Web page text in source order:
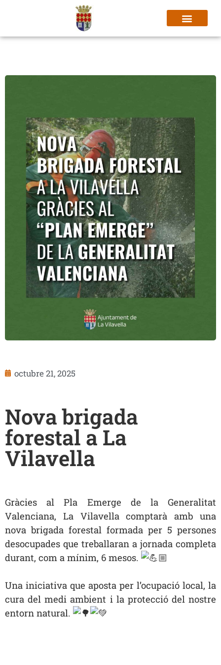
octubre 21, 2025
Nova brigada
forestal a La
Vilavella
Gràcies al Pla Emerge de la Generalitat
Valenciana, La Vilavella comptarà amb una
nova brigada forestal formada per 5 persones
desocupades que treballaran a jornada completa
durant, com a mínim, 6 mesos.
Una iniciativa que aposta per l’ocupació local, la
cura del medi ambient i la protecció del nostre
entorn natural.